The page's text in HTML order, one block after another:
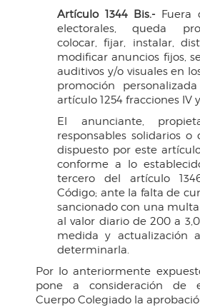
Artículo 1344 Bis.- Fuera
electorales, queda
colocar, fijar, instalar,
modificar anuncios fijos,
auditivos y/o visuales en
promoción
artículo 1254 fracciones IV y
El anunciante,
responsables solidarios
dispuesto por este
conforme a lo
tercero del artículo
Código; ante la falta de
sancionado con una
al valor diario de 200 a
medida y actualización
determinarla.
Por lo anteriormente
pone a consideración de
Cuerpo Colegiado la